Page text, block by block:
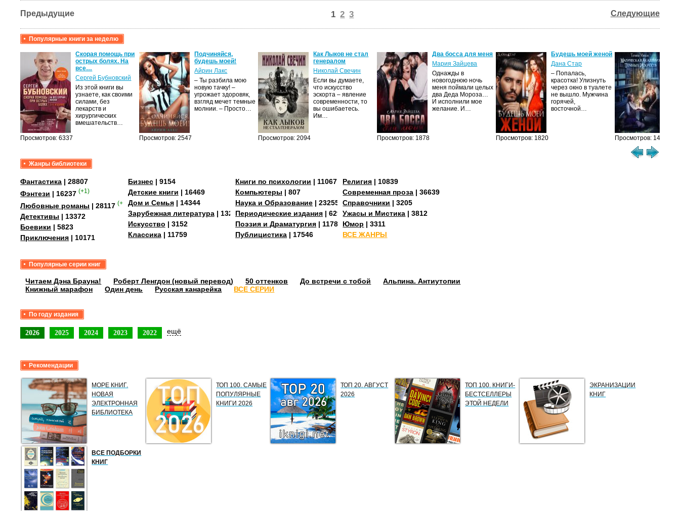
Предыдущие Следующие
1 2 3
Популярные книги за неделю
Просмотров: 6337
Скорая помощь при
острых болях. На
все…
Сергей Бубновский
Из этой книги вы
узнаете, как своими
силами, без
лекарств и
хирургических
вмешательств…
Просмотров: 2547
Подчиняйся,
будешь моей!
Айрин Лакс
– Ты разбила мою
новую тачку! –
угрожает здоровяк,
взгляд мечет темные
молнии. – Просто…
Просмотров: 2094
Как Лыков не стал
генералом
Николай Свечин
Если вы думаете,
что искусство
эскорта – явление
современности, то
вы ошибаетесь.
Им…
Просмотров: 1878
Два босса для меня
Мария Зайцева
Однажды в
новогоднюю ночь
меня поймали целых
два Деда Мороза…
И исполнили мое
желание. И…
Просмотров: 1820
Будешь моей женой
Дана Стар
– Попалась,
красотка! Улизнуть
через окно в туалете
не вышло. Мужчина
горячей,
восточной…
Просмотров: 1479
Жанры библиотеки
Фантастика | 28807
Фэнтези | 16237 (+1)
Любовные романы | 28117 (+1)
Детективы | 13372
Боевики | 5823
Приключения | 10171
Бизнес| 9154
Детские книги | 16469
Дом и Семья| 14344
Зарубежная литература| 13273
Искусство | 3152
Классика| 11759
Книги по психологии | 11067
Компьютеры | 807
Наука и Образование | 23255
Периодические издания | 629
Поэзия и Драматургия | 11784
Публицистика | 17546
Религия | 10839
Современная проза | 36639
Справочники | 3205
Ужасы и Мистика | 3812
Юмор | 3311
ВСЕ ЖАНРЫ
Популярные серии книг
Читаем Дэна Брауна! Роберт Ленгдон (новый перевод) 50 оттенков До встречи с тобой
Альпина. Антиутопии
Книжный марафон
Один день Русская канарейка ВСЕ СЕРИИ
По году издания
2026 2025 2024 2023 2022 ещё
Рекомендации
МОРЕ КНИГ.
НОВАЯ
ЭЛЕКТРОННАЯ
БИБЛИОТЕКА
ТОП 100. САМЫЕ
ПОПУЛЯРНЫЕ
КНИГИ 2026
ТОП 20. АВГУСТ
2026
ТОП 100. КНИГИ-
БЕСТСЕЛЛЕРЫ
ЭТОЙ НЕДЕЛИ
ЭКРАНИЗАЦИИ
КНИГ
ВСЕ ПОДБОРКИ
КНИГ